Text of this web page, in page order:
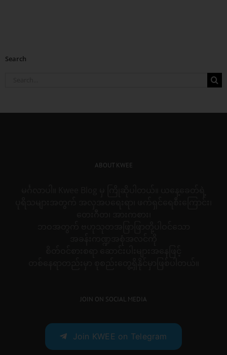
Search
ABOUT KWEE
JOIN ON SOCIAL MEDIA
Join KWEE on Telegram